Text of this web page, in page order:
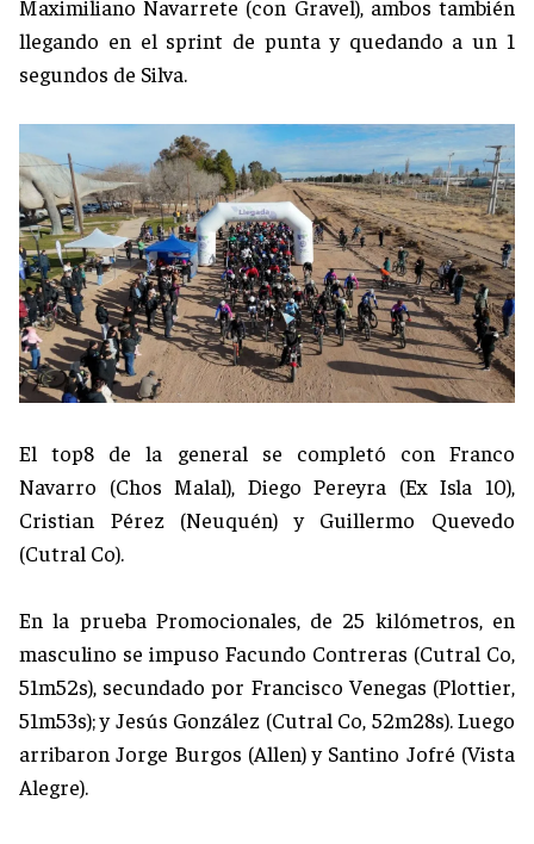
Maximiliano Navarrete (con Gravel), ambos también
llegando en el sprint de punta y quedando a un 1
segundos de Silva.
El top8 de la general se completó con Franco
Navarro (Chos Malal), Diego Pereyra (Ex Isla 10),
Cristian Pérez (Neuquén) y Guillermo Quevedo
(Cutral Co).
En la prueba Promocionales, de 25 kilómetros, en
masculino se impuso Facundo Contreras (Cutral Co,
51m52s), secundado por Francisco Venegas (Plottier,
51m53s); y Jesús González (Cutral Co, 52m28s). Luego
arribaron Jorge Burgos (Allen) y Santino Jofré (Vista
Alegre).